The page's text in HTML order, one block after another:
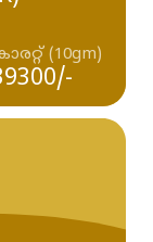
(10gm)